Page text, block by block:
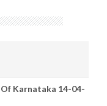
Karnataka 14-04-